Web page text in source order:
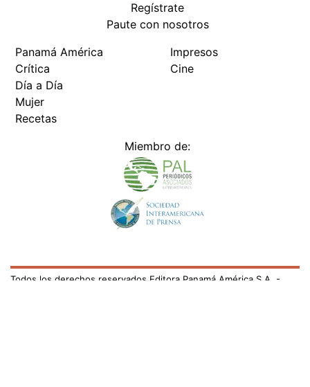
Regístrate
Paute con nosotros
Panamá América
Crítica
Día a Día
Mujer
Recetas
Impresos
Cine
Miembro de:
Todos los derechos reservados Editora Panamá América S.A. -